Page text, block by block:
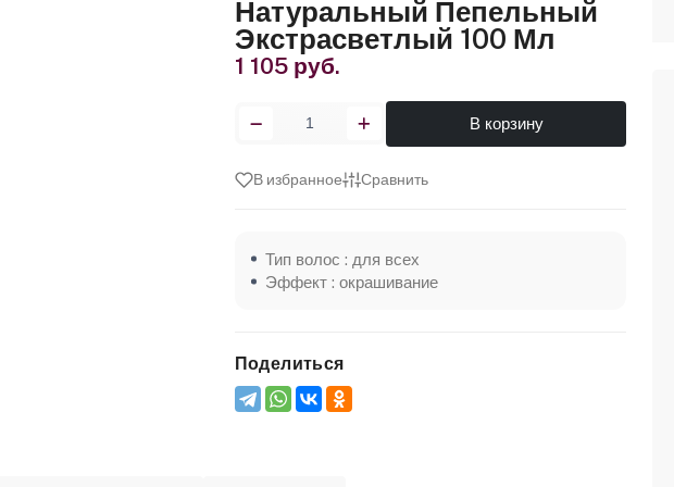
Натуральный Пепельный
Экстрасветлый 100 Мл
1 105 руб.
В корзину
В избранное Сравнить
Тип волос : для всех
Эффект : окрашивание
Поделиться